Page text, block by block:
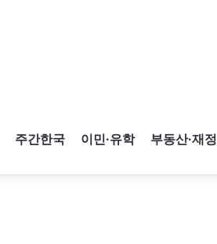
주간한국 이민·유학 부동산·재정